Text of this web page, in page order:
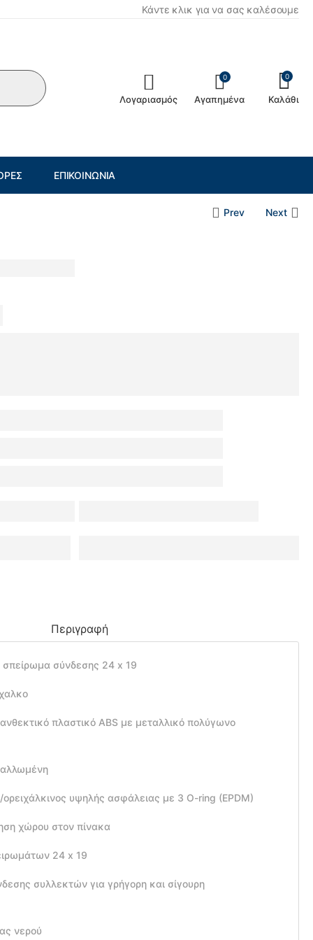
Κάντε κλικ για να σας καλέσουμε
Λογαριασμός
0
Αγαπημένα
0
Καλάθι
ΕΠΙΚΟΙΝΩΝΊΑ
Prev Next
Περιγραφή
σπείρωμα σύνδεσης 24 x 19
πλαστικό ABS με μεταλλικό πολύγωνο
υψηλής ασφάλειας με 3 O-ring (EPDM)
χώρου στον πίνακα
24 x 19
συλλεκτών για γρήγορη και σίγουρη
νερού